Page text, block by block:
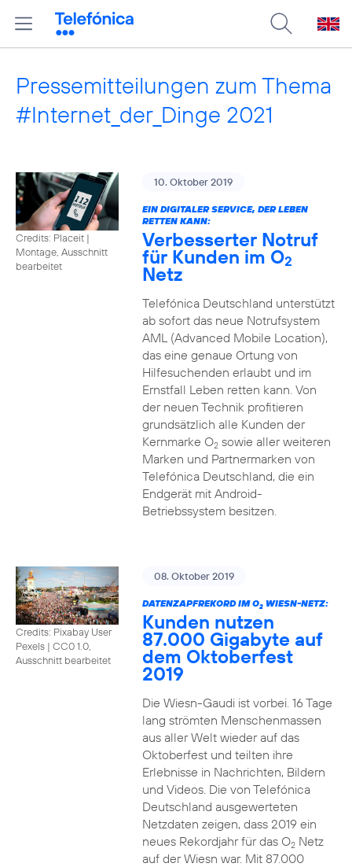
Pressemitteilungen zum Thema
#Internet_der_Dinge 2021
Credits: Placeit |
Montage, Ausschnitt
bearbeitet
10. Oktober 2019
EIN DIGITALER SERVICE, DER LEBEN
RETTEN KANN:
Verbesserter Notruf
für Kunden im O2
Netz
Telefónica Deutschland unterstützt
ab sofort das neue Notrufsystem
AML (Advanced Mobile Location),
das eine genaue Ortung von
Hilfesuchenden erlaubt und im
Ernstfall Leben retten kann. Von
der neuen Technik profitieren
grundsätzlich alle Kunden der
Kernmarke O2sowie aller weiteren
Marken und Partnermarken von
Telefónica Deutschland, die ein
Endgerät mit Android-
Betriebssystem besitzen.
Credits: Pixabay User
Pexels | CC0 1.0,
Ausschnitt bearbeitet
08. Oktober 2019
DATENZAPFREKORD IM O2WIESN-NETZ:
Kunden nutzen
87.000 Gigabyte auf
dem Oktoberfest
2019
Die Wiesn-Gaudi ist vorbei. 16 Tage
lang strömten Menschenmassen
aus aller Welt wieder auf das
Oktoberfest und teilten ihre
Erlebnisse in Nachrichten, Bildern
und Videos. Die von Telefónica
Deutschland ausgewerteten
Netzdaten zeigen, dass 2019 ein
neues Rekordjahr für das O2Netz
auf der Wiesn war. Mit 87.000